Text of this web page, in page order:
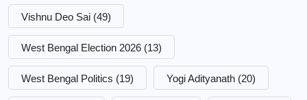
Vishnu Deo Sai (49)
West Bengal Election 2026 (13)
West Bengal Politics (19) Yogi Adityanath (20)